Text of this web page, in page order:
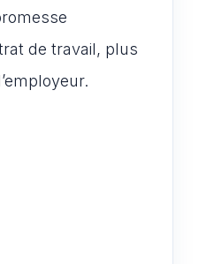
de travail, plus